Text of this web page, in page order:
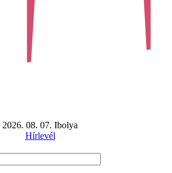
2026. 08. 07. Ibolya
Hírlevél